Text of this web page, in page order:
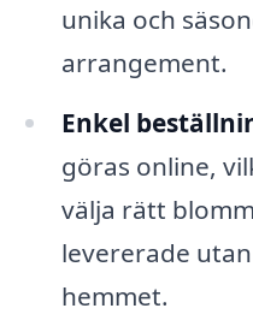
unika och
arrangement.
Enkel
göras online,
välja rätt
levererade
hemmet.